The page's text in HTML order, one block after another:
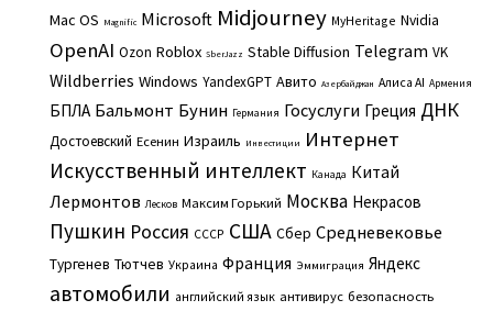
Mac OS Magnific Microsoft Midjourney MyHeritage Nvidia
OpenAI Ozon Roblox SberJazz Stable Diffusion Telegram VK
Wildberries Windows YandexGPT Авито Азербайджан Алиса AI Армения
БПЛА Бальмонт Бунин Германия Госуслуги Греция ДНК
Достоевский Есенин Израиль Инвестиции Интернет
Искусственный интеллект Канада Китай
Лермонтов Лесков Максим Горький Москва Некрасов
Пушкин Россия СССР США Сбер Средневековье
Тургенев Тютчев Украина Франция Эммиграция Яндекс
автомобили английский язык антивирус безопасность